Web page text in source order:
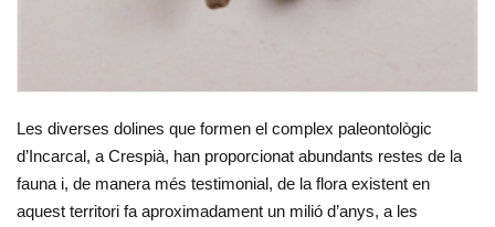
Les diverses dolines que formen el complex paleontològic
d’Incarcal, a Crespià, han proporcionat abundants restes de la
fauna i, de manera més testimonial, de la flora existent en
aquest territori fa aproximadament un milió d’anys, a les